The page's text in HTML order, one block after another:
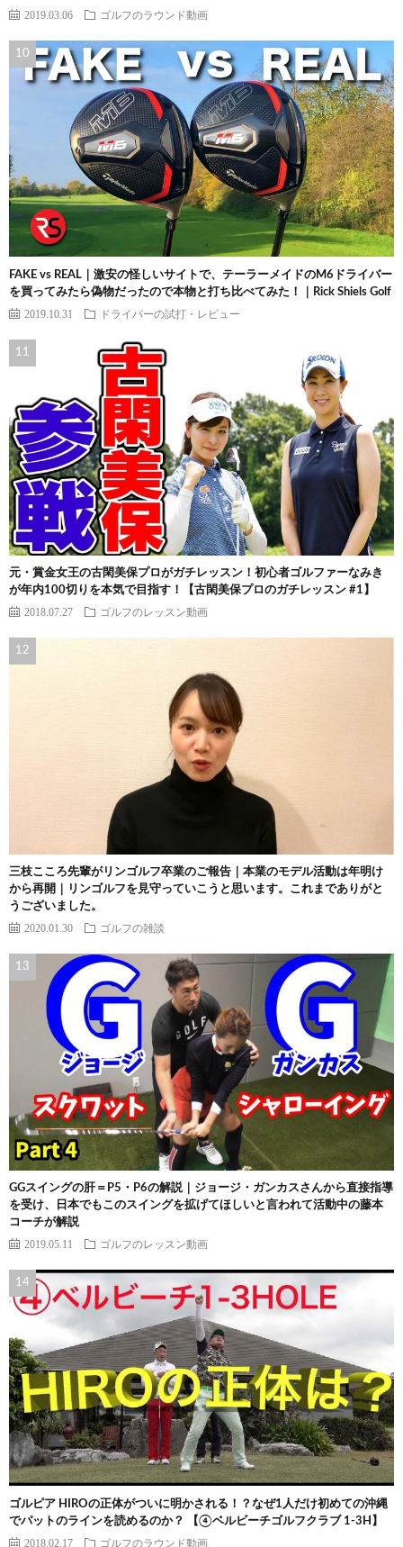
2019.03.06 ゴルフのラウンド動画
FAKE vs REAL｜激安の怪しいサイトで、テーラーメイドのM6ドライバー
を買ってみたら偽物だったので本物と打ち比べてみた！｜Rick Shiels Golf
2019.10.31 ドライバーの試打・レビュー
元・賞金女王の古閑美保プロがガチレッスン！初心者ゴルファーなみき
が年内100切りを本気で目指す！【古閑美保プロのガチレッスン #1】
2018.07.27 ゴルフのレッスン動画
三枝こころ先輩がリンゴルフ卒業のご報告｜本業のモデル活動は年明け
から再開｜リンゴルフを見守っていこうと思います。これまでありがと
うございました。
2020.01.30 ゴルフの雑談
GGスイングの肝＝P5・P6の解説｜ジョージ・ガンカスさんから直接指導
を受け、日本でもこのスイングを拡げてほしいと言われて活動中の藤本
コーチが解説
2019.05.11 ゴルフのレッスン動画
ゴルピア HIROの正体がついに明かされる！？なぜ1人だけ初めての沖縄
でパットのラインを読めるのか？ 【④ベルビーチゴルフクラブ 1-3H】
2018.02.17 ゴルフのラウンド動画